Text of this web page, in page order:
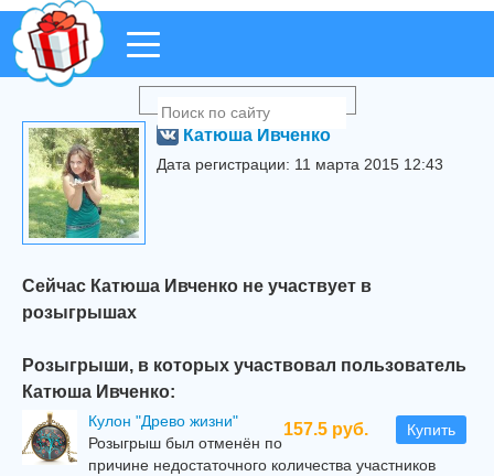
Катюша Ивченко
Дата регистрации: 11 марта 2015 12:43
Сейчас Катюша Ивченко не участвует в
розыгрышах
Розыгрыши, в которых участвовал пользователь
Катюша Ивченко:
157.5 руб. Купить
Кулон "Древо жизни"
Розыгрыш был отменён по
причине недостаточного количества участников